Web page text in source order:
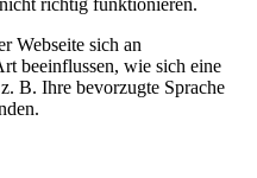
richtig funktionieren.
Webseite sich an
beeinflussen, wie sich eine
B. Ihre bevorzugte Sprache